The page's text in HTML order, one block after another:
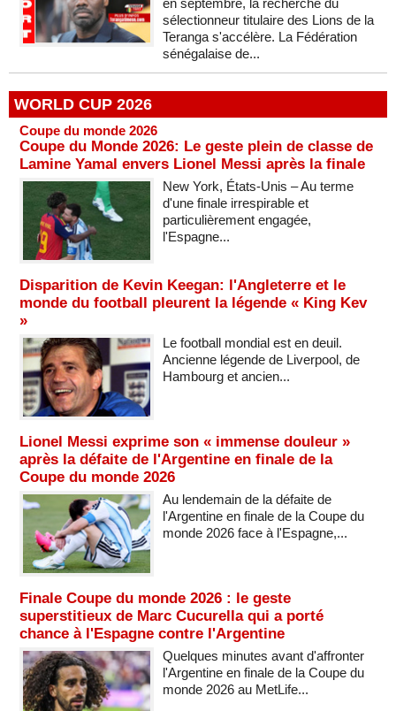
sélectionneur titulaire des Lions de la
Teranga s'accélère. La Fédération
sénégalaise de...
WORLD CUP 2026
Coupe du monde 2026
Coupe du Monde 2026: Le geste plein de classe de
Lamine Yamal envers Lionel Messi après la finale
New York, États-Unis – Au terme
d'une finale irrespirable et
particulièrement engagée,
l'Espagne...
Disparition de Kevin Keegan: l'Angleterre et le
monde du football pleurent la légende « King Kev
»
Le football mondial est en deuil.
Ancienne légende de Liverpool, de
Hambourg et ancien...
Lionel Messi exprime son « immense douleur »
après la défaite de l'Argentine en finale de la
Coupe du monde 2026
Au lendemain de la défaite de
l'Argentine en finale de la Coupe du
monde 2026 face à l'Espagne,...
Finale Coupe du monde 2026 : le geste
superstitieux de Marc Cucurella qui a porté
chance à l'Espagne contre l'Argentine
Quelques minutes avant d'affronter
l'Argentine en finale de la Coupe du
monde 2026 au MetLife...